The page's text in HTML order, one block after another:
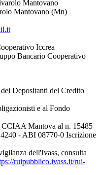
Mantovano
Mantovano (Mn)
Iccrea
Bancario Cooperativo
Depositanti del Credito
e al Fondo
CCIAA Mantova al n. 15485
- ABI 08770-0 Iscrizione
dell'Ivass, consulta
ruipubblico.ivass.it/rui-